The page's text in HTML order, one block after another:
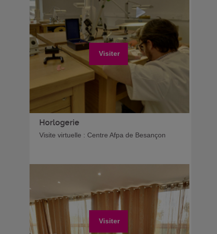
Visiter
Horlogerie
Visite virtuelle : Centre Afpa de Besançon
Visiter